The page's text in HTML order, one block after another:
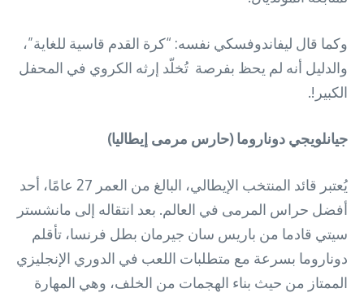
وكما قال ليفاندوفسكي نفسه: “كرة القدم قاسية للغاية”،
والدليل أنه لم يحظ بفرصة تُخلّد إرثه الكروي في المحفل
الكبير!.
جيانلويجي دوناروما (حارس مرمى إيطاليا)
يُعتبر قائد المنتخب الإيطالي، البالغ من العمر 27 عامًا، أحد
أفضل حراس المرمى في العالم. بعد انتقاله إلى مانشستر
سيتي قادما من باريس سان جيرمان بطل فرنسا، تأقلم
دوناروما بسرعة مع متطلبات اللعب في الدوري الإنجليزي
الممتاز من حيث بناء الهجمات من الخلف، وهي المهارة